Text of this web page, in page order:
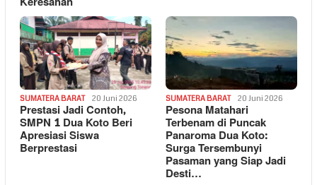
SUMATERA BARAT 20 Juni 2026
Prestasi Jadi Contoh,
SMPN 1 Dua Koto Beri
Apresiasi Siswa
Berprestasi
SUMATERA BARAT 20 Juni 2026
Pesona Matahari
Terbenam di Puncak
Panaroma Dua Koto:
Surga Tersembunyi
Pasaman yang Siap Jadi
Desti…